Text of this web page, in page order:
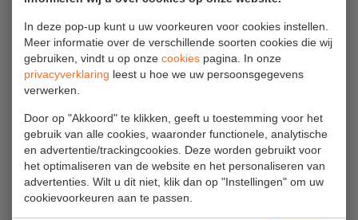
In deze pop-up kunt u uw voorkeuren voor cookies instellen.
Meer informatie over de verschillende soorten cookies die wij
gebruiken, vindt u op onze cookies pagina. In onze
privacyverklaring leest u hoe we uw persoonsgegevens
verwerken.
Door op "Akkoord" te klikken, geeft u toestemming voor het
gebruik van alle cookies, waaronder functionele, analytische
en advertentie/trackingcookies. Deze worden gebruikt voor
het optimaliseren van de website en het personaliseren van
advertenties. Wilt u dit niet, klik dan op "Instellingen" om uw
cookievoorkeuren aan te passen.
ART.NR. TYPE LENGTE LIJN
061260333K
Protecta 1,8m Kernmantel
06AE5315REK/SEK
061245555K Sala 1,5m Kernmantel
061260327K Protecta 2,0m Elastisch
06AE5320KBFK Protecta 2,0m